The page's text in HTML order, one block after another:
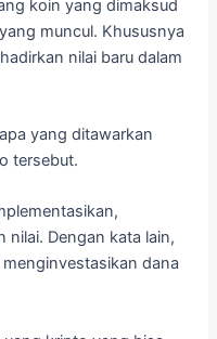
koin yang dimaksud
muncul. Khususnya
nilai baru dalam
yang ditawarkan
tersebut.
nilai. Dengan kata lain,
dana